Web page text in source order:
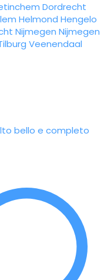
Dordrecht
Helmond Hengelo
Nijmegen Nijmegen
Veenendaal
bello e completo